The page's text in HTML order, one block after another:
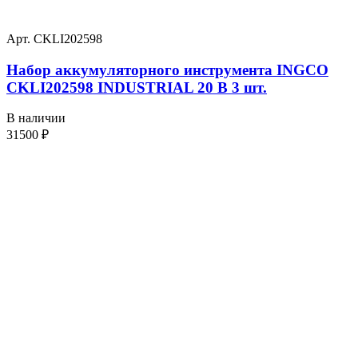
Арт. CKLI202598
Набор аккумуляторного инструмента INGCO
CKLI202598 INDUSTRIAL 20 В 3 шт.
В наличии
31500 ₽